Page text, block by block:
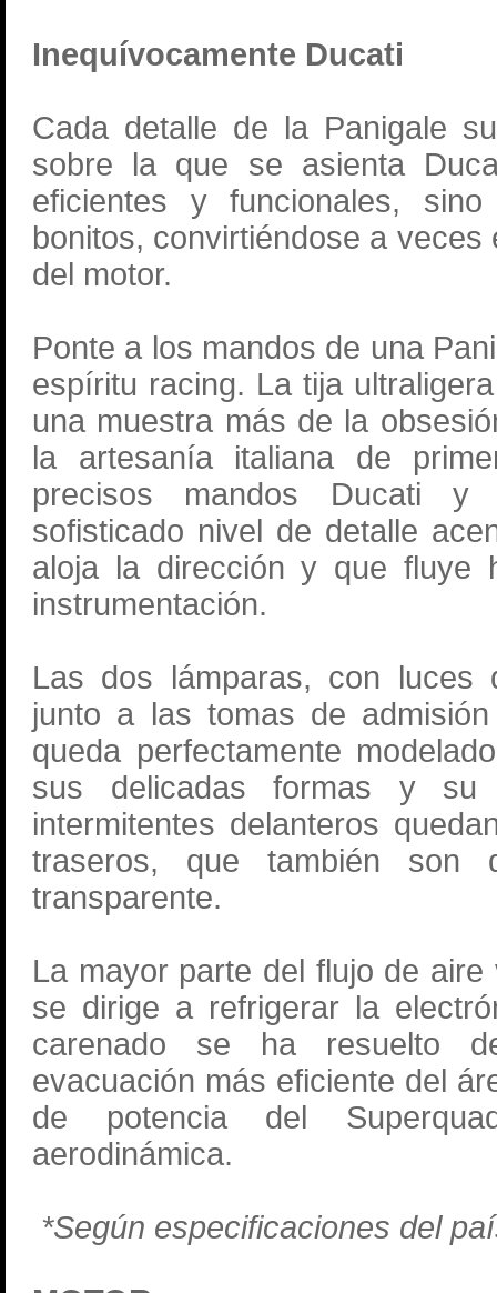
Inequívocamente Ducati
Cada detalle de la Panigale
sobre la que se asienta
eficientes y funcionales,
bonitos, convirtiéndose a
del motor.
Ponte a los mandos de una
espíritu racing. La tija
una muestra más de la
la artesanía italiana de
precisos mandos Ducati y
sofisticado nivel de detalle
aloja la dirección y que fluye
instrumentación.
Las dos lámparas, con luces
junto a las tomas de
queda perfectamente
sus delicadas formas y su
intermitentes delanteros
traseros, que también son
transparente.
La mayor parte del flujo de
se dirige a refrigerar la
carenado se ha resuelto
evacuación más eficiente del
de potencia del
aerodinámica.
*Según especificaciones del